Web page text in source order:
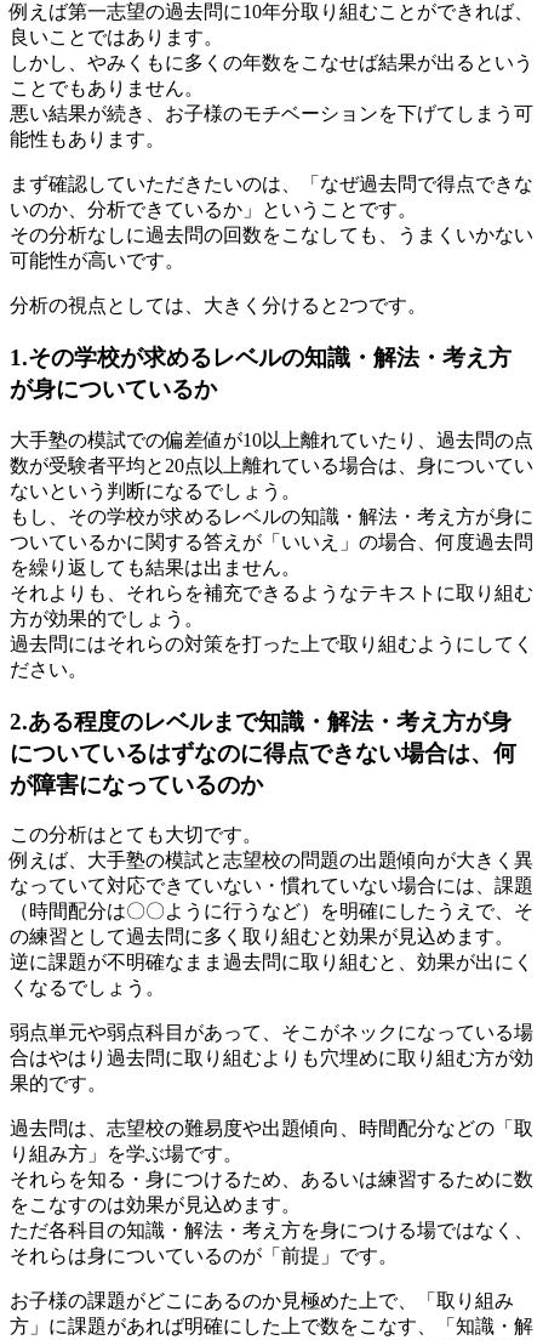
例えば第一志望の過去問に10年分取り組むことができれば、
良いことではあります。
しかし、やみくもに多くの年数をこなせば結果が出るという
ことでもありません。
悪い結果が続き、お子様のモチベーションを下げてしまう可
能性もあります。
まず確認していただきたいのは、「なぜ過去問で得点できな
いのか、分析できているか」ということです。
その分析なしに過去問の回数をこなしても、うまくいかない
可能性が高いです。
分析の視点としては、大きく分けると2つです。
1.その学校が求めるレベルの知識・解法・考え方
が身についているか
大手塾の模試での偏差値が10以上離れていたり、過去問の点
数が受験者平均と20点以上離れている場合は、身についてい
ないという判断になるでしょう。
もし、その学校が求めるレベルの知識・解法・考え方が身に
ついているかに関する答えが「いいえ」の場合、何度過去問
を繰り返しても結果は出ません。
それよりも、それらを補充できるようなテキストに取り組む
方が効果的でしょう。
過去問にはそれらの対策を打った上で取り組むようにしてく
ださい。
2.ある程度のレベルまで知識・解法・考え方が身
についているはずなのに得点できない場合は、何
が障害になっているのか
この分析はとても大切です。
例えば、大手塾の模試と志望校の問題の出題傾向が大きく異
なっていて対応できていない・慣れていない場合には、課題
（時間配分は〇〇ように行うなど）を明確にしたうえで、そ
の練習として過去問に多く取り組むと効果が見込めます。
逆に課題が不明確なまま過去問に取り組むと、効果が出にく
くなるでしょう。
弱点単元や弱点科目があって、そこがネックになっている場
合はやはり過去問に取り組むよりも穴埋めに取り組む方が効
果的です。
過去問は、志望校の難易度や出題傾向、時間配分などの「取
り組み方」を学ぶ場です。
それらを知る・身につけるため、あるいは練習するために数
をこなすのは効果が見込めます。
ただ各科目の知識・解法・考え方を身につける場ではなく、
それらは身についているのが「前提」です。
お子様の課題がどこにあるのか見極めた上で、「取り組み
方」に課題があれば明確にした上で数をこなす、「知識・解